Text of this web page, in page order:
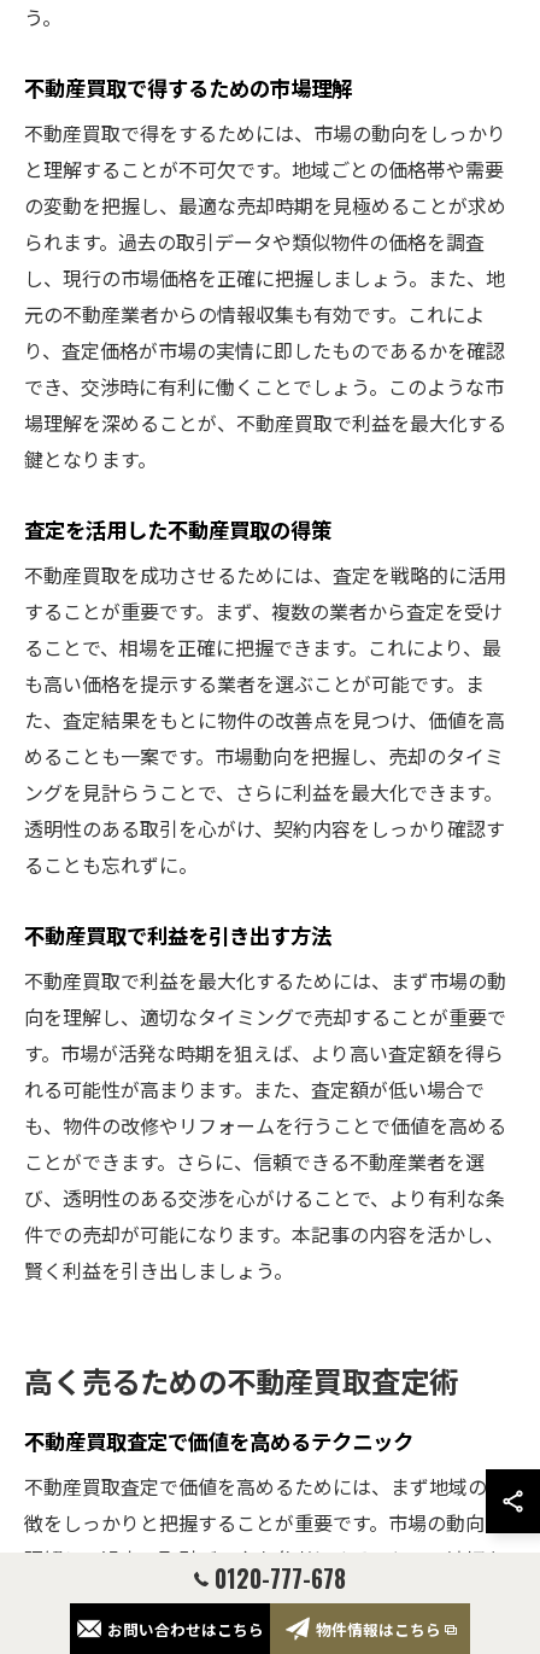
う。
不動産買取で得するための市場理解
不動産買取で得をするためには、市場の動向をしっかり
と理解することが不可欠です。地域ごとの価格帯や需要
の変動を把握し、最適な売却時期を見極めることが求め
られます。過去の取引データや類似物件の価格を調査
し、現行の市場価格を正確に把握しましょう。また、地
元の不動産業者からの情報収集も有効です。これによ
り、査定価格が市場の実情に即したものであるかを確認
でき、交渉時に有利に働くことでしょう。このような市
場理解を深めることが、不動産買取で利益を最大化する
鍵となります。
査定を活用した不動産買取の得策
不動産買取を成功させるためには、査定を戦略的に活用
することが重要です。まず、複数の業者から査定を受け
ることで、相場を正確に把握できます。これにより、最
も高い価格を提示する業者を選ぶことが可能です。ま
た、査定結果をもとに物件の改善点を見つけ、価値を高
めることも一案です。市場動向を把握し、売却のタイミ
ングを見計らうことで、さらに利益を最大化できます。
透明性のある取引を心がけ、契約内容をしっかり確認す
ることも忘れずに。
不動産買取で利益を引き出す方法
不動産買取で利益を最大化するためには、まず市場の動
向を理解し、適切なタイミングで売却することが重要で
す。市場が活発な時期を狙えば、より高い査定額を得ら
れる可能性が高まります。また、査定額が低い場合で
も、物件の改修やリフォームを行うことで価値を高める
ことができます。さらに、信頼できる不動産業者を選
び、透明性のある交渉を心がけることで、より有利な条
件での売却が可能になります。本記事の内容を活かし、
賢く利益を引き出しましょう。
高く売るための不動産買取査定術
不動産買取査定で価値を高めるテクニック
不動産買取査定で価値を高めるためには、まず地域の特
徴をしっかりと把握することが重要です。市場の動向を
理解し、過去の取引データを参考にすることで、適切な
価格設定が可能になります。特に、近隣の競合物件を分
析し、どのように差別化を図るかを考えることが価値の
0120-777-678
お問い合わせはこちら 物件情報はこちら